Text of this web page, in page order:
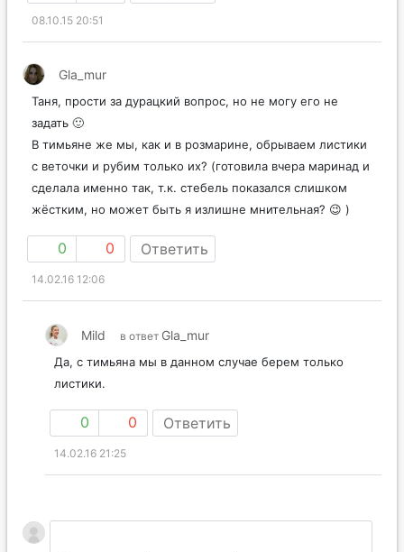
08.10.15 20:51
Gla_mur
Таня, прости за дурацкий вопрос, но не могу его не
задать 🙂
В тимьяне же мы, как и в розмарине, обрываем листики
с веточки и рубим только их? (готовила вчера маринад и
сделала именно так, т.к. стебель показался слишком
жёстким, но может быть я излишне мнительная? 😉 )
0 0 Ответить
14.02.16 12:06
Mild в ответ Gla_mur
Да, с тимьяна мы в данном случае берем только
листики.
0 0 Ответить
14.02.16 21:25